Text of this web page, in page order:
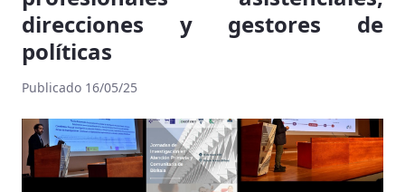
direcciones y gestores de
políticas
Publicado 16/05/25